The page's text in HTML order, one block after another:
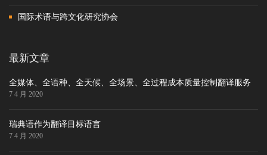
国际术语与跨文化研究协会
最新文章
全媒体、全语种、全天候、全场景、全过程成本质量控制翻译服务
7 4 月 2020
瑞典语作为翻译目标语言
7 4 月 2020